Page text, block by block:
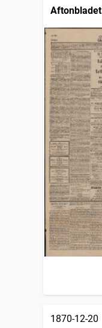
Aftonbladet
1870-12-20